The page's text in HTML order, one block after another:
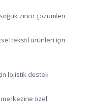
zincir çözümleri
tekstil ürünleri için
lojistik destek
özel